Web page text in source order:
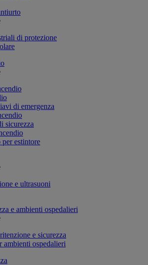
di protezione
di emergenza
sicurezza
per estintore
e ultrasuoni
e ambienti ospedalieri
e sicurezza
ambienti ospedalieri